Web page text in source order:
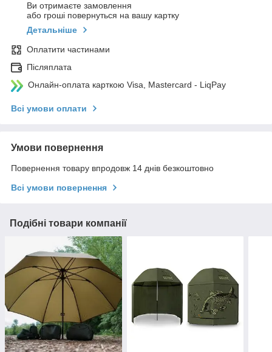
Ви отримаєте замовлення
або гроші повернуться на вашу картку
Детальніше
Оплатити частинами
Післяплата
Онлайн-оплата карткою Visa, Mastercard - LiqPay
Всі умови оплати
Умови повернення
Повернення товару впродовж 14 днів безкоштовно
Всі умови повернення
Подібні товари компанії